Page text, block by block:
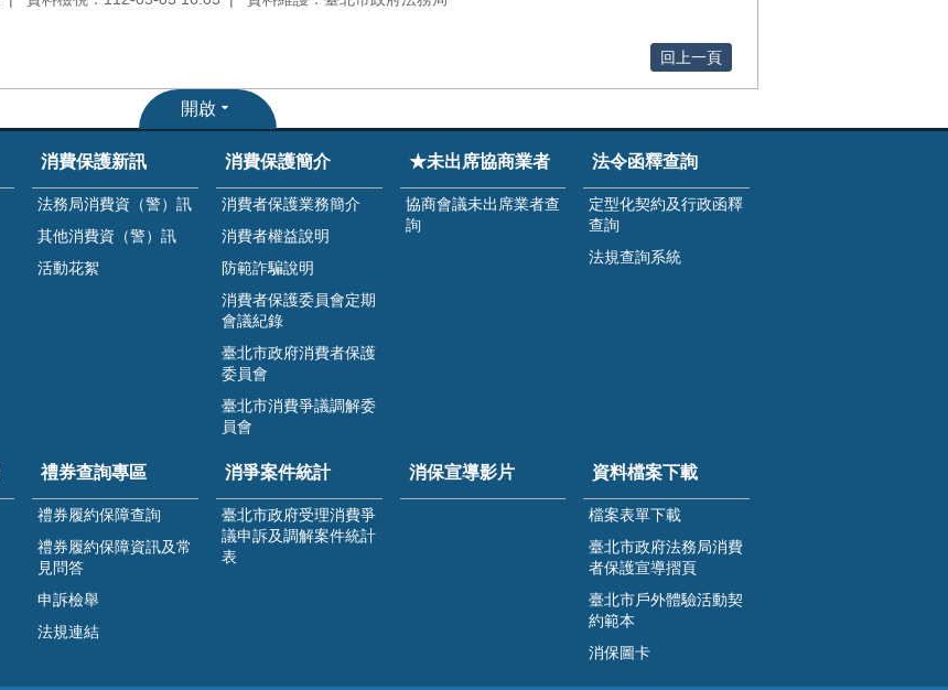
回上一頁
開啟
消費保護新訊
法務局消費資（警）訊
其他消費資（警）訊
活動花絮
消費保護簡介
消費者保護業務簡介
消費者權益說明
防範詐騙說明
消費者保護委員會定期
會議紀錄
臺北市政府消費者保護
委員會
臺北市消費爭議調解委
員會
★未出席協商業者
協商會議未出席業者查
詢
法令函釋查詢
定型化契約及行政函釋
查詢
法規查詢系統
禮券查詢專區
禮券履約保障查詢
禮券履約保障資訊及常
見問答
申訴檢舉
法規連結
消爭案件統計
臺北市政府受理消費爭
議申訴及調解案件統計
表
消保宣導影片 資料檔案下載
檔案表單下載
臺北市政府法務局消費
者保護宣導摺頁
臺北市戶外體驗活動契
約範本
消保圖卡